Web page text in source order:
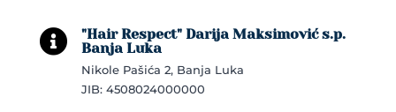

"Hair Respect" Darija Maksimović s.p.
Banja Luka
Nikole Pašića 2, Banja Luka
JIB: 4508024000000